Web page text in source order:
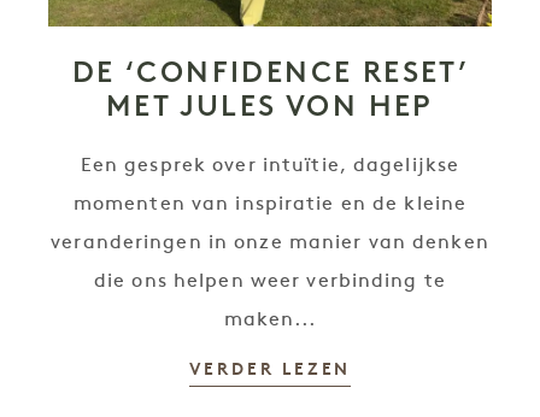
DE ‘CONFIDENCE RESET’
MET JULES VON HEP
Een gesprek over intuïtie, dagelijkse
momenten van inspiratie en de kleine
veranderingen in onze manier van denken
die ons helpen weer verbinding te
maken...
VERDER LEZEN